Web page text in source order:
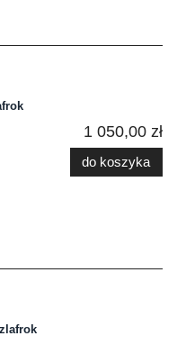
1 050,00 zł
do koszyka